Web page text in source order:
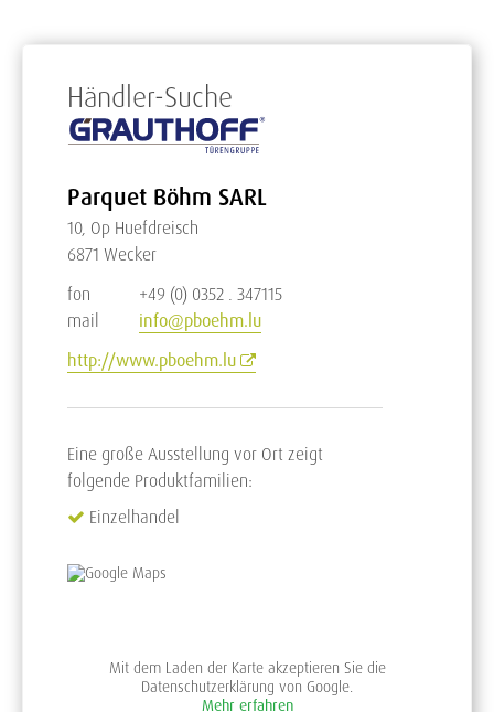
Händler-Suche
Parquet Böhm SARL
10, Op Huefdreisch
6871 Wecker
fon
+49 (0) 0352 . 347115
mail
info@pboehm.lu
http://www.pboehm.lu
Eine große Ausstellung vor Ort zeigt
folgende Produktfamilien:
Einzelhandel
Mit dem Laden der Karte akzeptieren Sie die
Datenschutzerklärung von Google.
Mehr erfahren